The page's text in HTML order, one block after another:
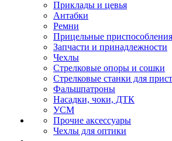
Приклады и цевья
Антабки
Ремни
Прицельные
Запчасти и принадлежности
Чехлы
Стрелковые опоры и сошки
Стрелковые станки для
Фальшпатроны
Насадки, чоки, ДТК
УСМ
Прочие аксессуары
Чехлы для оптики